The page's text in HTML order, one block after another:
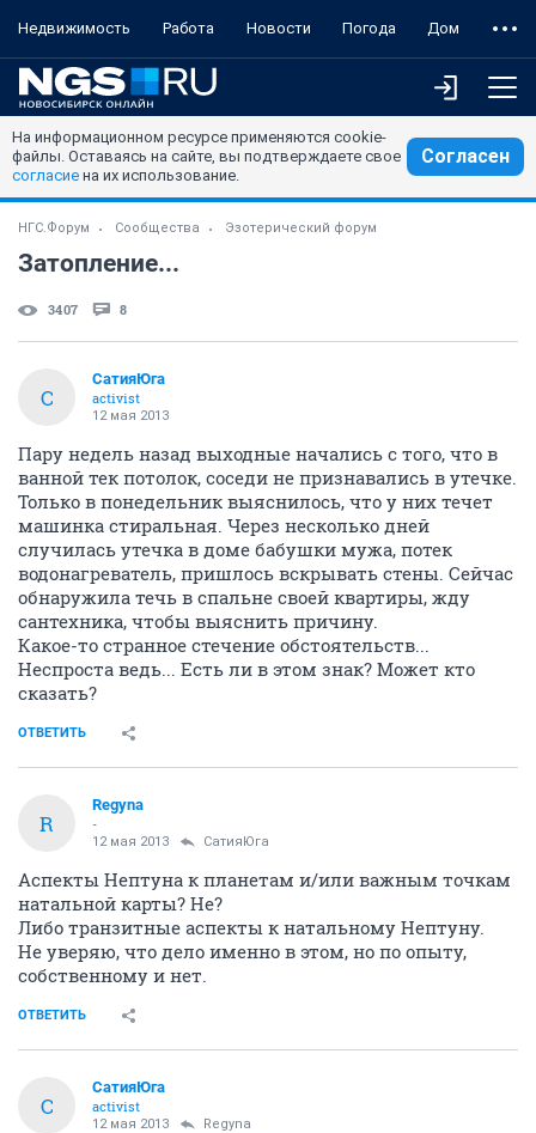
Недвижимость Работа Новости Погода Дом
На информационном ресурсе применяются cookie-
файлы. Оставаясь на сайте, вы подтверждаете свое
согласие на их использование.
Согласен
НГС.Форум Сообщества Эзотерический форум
Затопление...
3407 8
С
СатияЮга
activist
12 мая 2013
Пару недель назад выходные начались с того, что в
ванной тек потолок, соседи не признавались в утечке.
Только в понедельник выяснилось, что у них течет
машинка стиральная. Через несколько дней
случилась утечка в доме бабушки мужа, потек
водонагреватель, пришлось вскрывать стены. Сейчас
обнаружила течь в спальне своей квартиры, жду
сантехника, чтобы выяснить причину.
Какое-то странное стечение обстоятельств...
Неспроста ведь... Есть ли в этом знак? Может кто
сказать?
ОТВЕТИТЬ
R
Regyna
-
12 мая 2013 СатияЮга
Аспекты Нептуна к планетам и/или важным точкам
натальной карты? Не?
Либо транзитные аспекты к натальному Нептуну.
Не уверяю, что дело именно в этом, но по опыту,
собственному и нет.
ОТВЕТИТЬ
С
СатияЮга
activist
12 мая 2013 Regyna